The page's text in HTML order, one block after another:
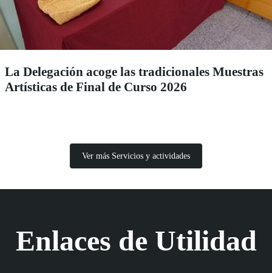
La Delegación acoge las tradicionales Muestras
Artísticas de Final de Curso 2026
Ver más Servicios y actividades
Enlaces de Utilidad